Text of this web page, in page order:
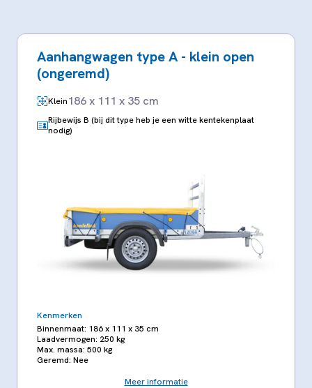
Aanhangwagen type A - klein open
(ongeremd)
Klein186 x 111 x 35 cm
Rijbewijs B (bij dit type heb je een witte kentekenplaat
nodig)
Kenmerken
Binnenmaat: 186 x 111 x 35 cm
Laadvermogen: 250 kg
Max. massa: 500 kg
Geremd: Nee
Meer informatie